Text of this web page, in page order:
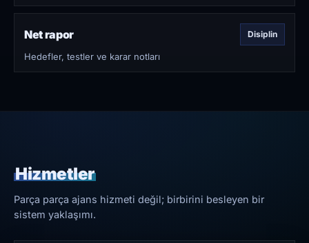
Net rapor Disiplin
Hedefler, testler ve karar notları
Hizmetler
Parça parça ajans hizmeti değil; birbirini besleyen bir
sistem yaklaşımı.